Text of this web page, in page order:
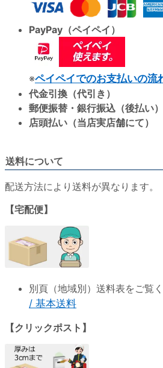
PayPay（ペイペイ）
※ペイペイでのお支払いの流
代金引換（代引き）
郵便振替・銀行振込（後払い）
店頭払い（当店実店舗にて）
送料について
配送方法により送料が異なります。
【宅配便】
別頁（地域別）送料表をご覧
/ 基本送料
【クリックポスト】